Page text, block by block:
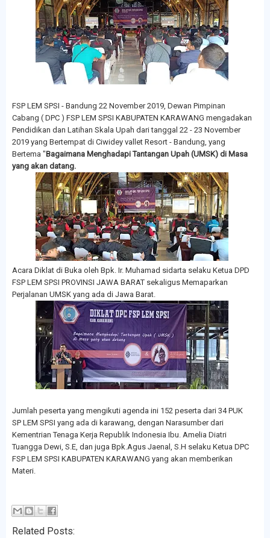
FSP LEM SPSI - Bandung 22 November 2019, Dewan Pimpinan
Cabang ( DPC ) FSP LEM SPSI KABUPATEN KARAWANG mengadakan
Pendidikan dan Latihan Skala Upah dari tanggal 22 - 23 November
2019 yang Bertempat di Ciwidey vallet Resort - Bandung, yang
Bertema "Bagaimana Menghadapi Tantangan Upah (UMSK) di Masa
yang akan datang.
Acara Diklat di Buka oleh Bpk. Ir. Muhamad sidarta selaku Ketua DPD
FSP LEM SPSI PROVINSI JAWA BARAT sekaligus Memaparkan
Perjalanan UMSK yang ada di Jawa Barat.
Jumlah peserta yang mengikuti agenda ini 152 peserta dari 34 PUK
SP LEM SPSI yang ada di karawang, dengan Narasumber dari
Kementrian Tenaga Kerja Republik Indonesia Ibu. Amelia Diatri
Tuangga Dewi, S.E, dan juga Bpk.Agus Jaenal, S.H selaku Ketua DPC
FSP LEM SPSI KABUPATEN KARAWANG yang akan memberikan
Materi.
Related Posts: